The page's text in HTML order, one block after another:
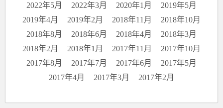
2022年5月 2022年3月 2020年1月
2019年5月
2019年4月
2019年2月 2018年11月
2018年10月
2018年8月
2018年6月 2018年4月
2018年3月
2018年2月
2018年1月 2017年11月
2017年10月
2017年8月
2017年7月 2017年6月
2017年5月
2017年4月
2017年3月 2017年2月